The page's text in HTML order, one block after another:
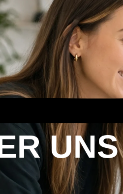
UNS